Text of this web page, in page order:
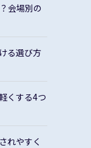
会場別の
る選び方
くする4つ
れやすく